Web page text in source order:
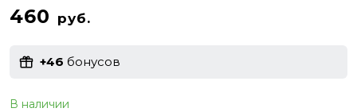
460 руб.
+46 бонусов
В наличии